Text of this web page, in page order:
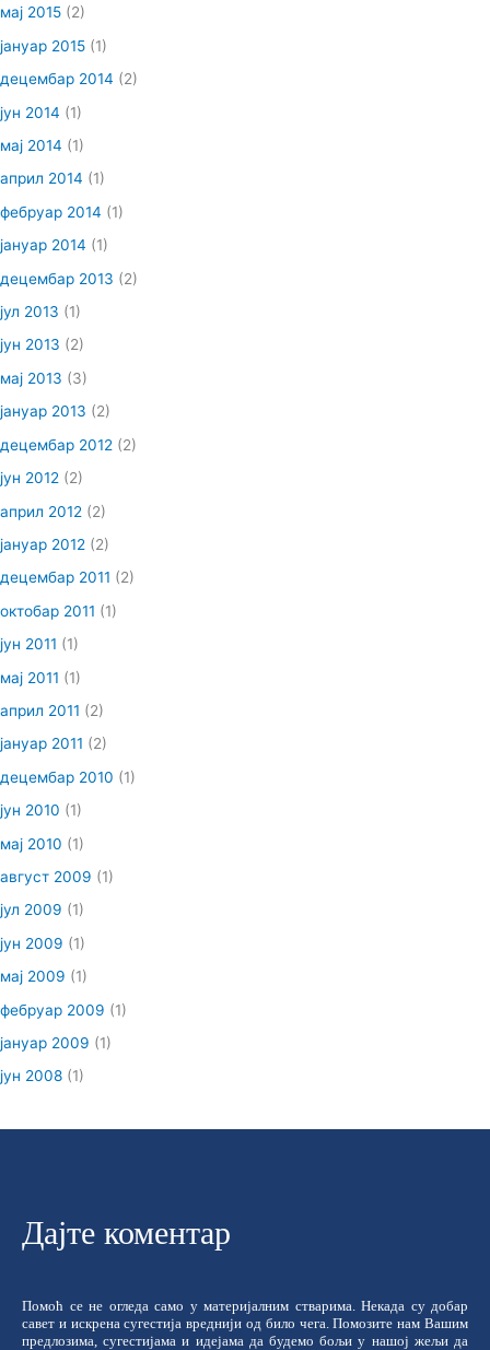
мај 2015 (2)
јануар 2015 (1)
децембар 2014 (2)
јун 2014 (1)
мај 2014 (1)
април 2014 (1)
фебруар 2014 (1)
јануар 2014 (1)
децембар 2013 (2)
јул 2013 (1)
јун 2013 (2)
мај 2013 (3)
јануар 2013 (2)
децембар 2012 (2)
јун 2012 (2)
април 2012 (2)
јануар 2012 (2)
децембар 2011 (2)
октобар 2011 (1)
јун 2011 (1)
мај 2011 (1)
април 2011 (2)
јануар 2011 (2)
децембар 2010 (1)
јун 2010 (1)
мај 2010 (1)
август 2009 (1)
јул 2009 (1)
јун 2009 (1)
мај 2009 (1)
фебруар 2009 (1)
јануар 2009 (1)
јун 2008 (1)
Дајте коментар
Помоћ се не огледа само у материјалним стварима. Некада су добар
савет и искрена сугестија вреднији од било чега. Помозите нам Вашим
предлозима, сугестијама и идејама да будемо бољи у нашој жељи да